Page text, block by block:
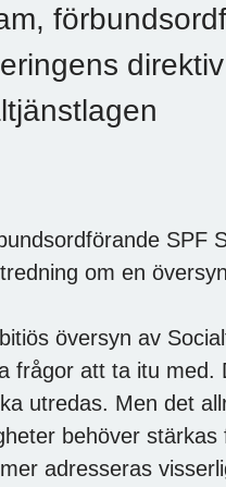
SPF
om en
översyn av
frågor att ta itu
utredas. Men det
behöver
adresseras